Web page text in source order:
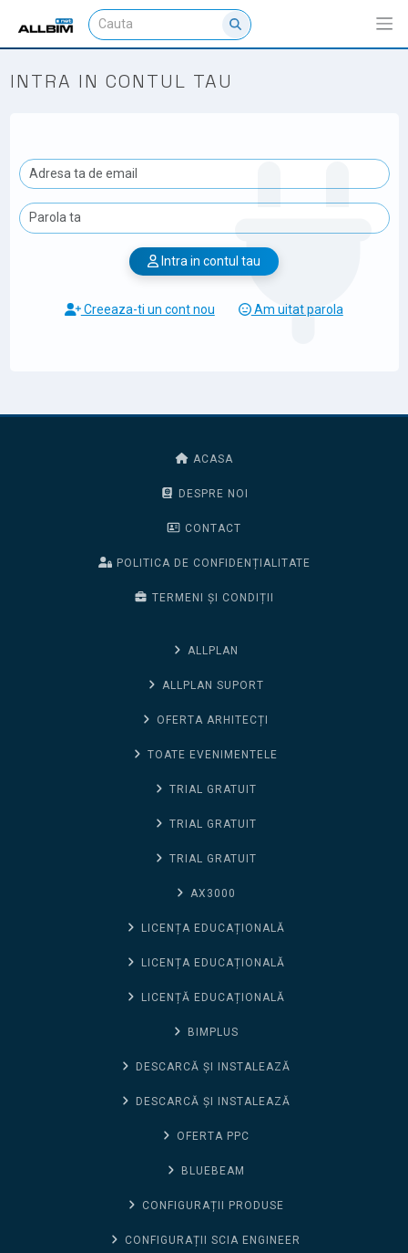
INTRA IN CONTUL TAU
Intra in contul tau
Creeaza-ti un cont nou Am uitat parola
ACASA
DESPRE NOI
CONTACT
POLITICA DE CONFIDENȚIALITATE
TERMENI ȘI CONDIȚII
ALLPLAN
ALLPLAN SUPORT
OFERTA ARHITECȚI
TOATE EVENIMENTELE
TRIAL GRATUIT
TRIAL GRATUIT
TRIAL GRATUIT
AX3000
LICENȚA EDUCAȚIONALĂ
LICENȚA EDUCAȚIONALĂ
LICENȚĂ EDUCAȚIONALĂ
BIMPLUS
DESCARCĂ ȘI INSTALEAZĂ
DESCARCĂ ȘI INSTALEAZĂ
OFERTA PPC
BLUEBEAM
CONFIGURAȚII PRODUSE
CONFIGURAȚII SCIA ENGINEER